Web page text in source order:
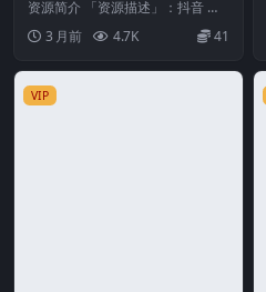
新至：2026.4.24
资源简介 「资源描述」：抖音 肥
嘉 轻糖乐园 NO.011期 【37P】最
新至：...
3 月前 4.7K 41
VIP